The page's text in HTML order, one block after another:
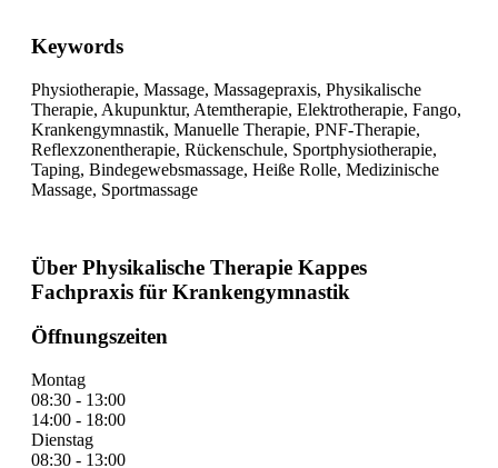
Keywords
Physiotherapie, Massage, Massagepraxis, Physikalische
Therapie, Akupunktur, Atemtherapie, Elektrotherapie, Fango,
Krankengymnastik, Manuelle Therapie, PNF-Therapie,
Reflexzonentherapie, Rückenschule, Sportphysiotherapie,
Taping, Bindegewebsmassage, Heiße Rolle, Medizinische
Massage, Sportmassage
Über Physikalische Therapie Kappes
Fachpraxis für Krankengymnastik
Öffnungszeiten
Montag
08:30 - 13:00
14:00 - 18:00
Dienstag
08:30 - 13:00